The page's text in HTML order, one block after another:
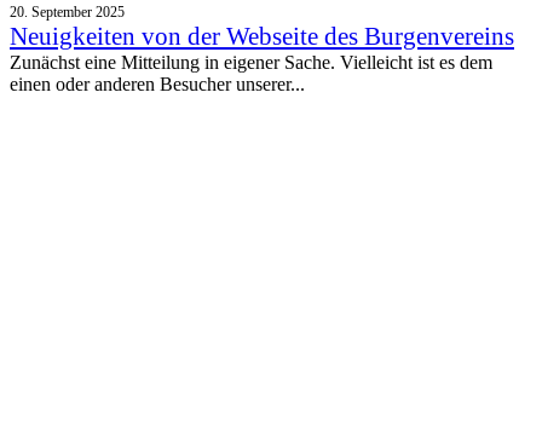
20. September 2025
Neuigkeiten von der Webseite des Burgenvereins
Zunächst eine Mitteilung in eigener Sache. Vielleicht ist es dem
einen oder anderen Besucher unserer...